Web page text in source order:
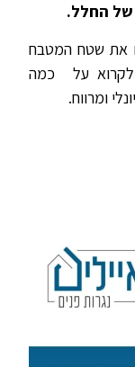
של החלל.
את שטח המטבח
לקרוא על כמה
ומרווח.